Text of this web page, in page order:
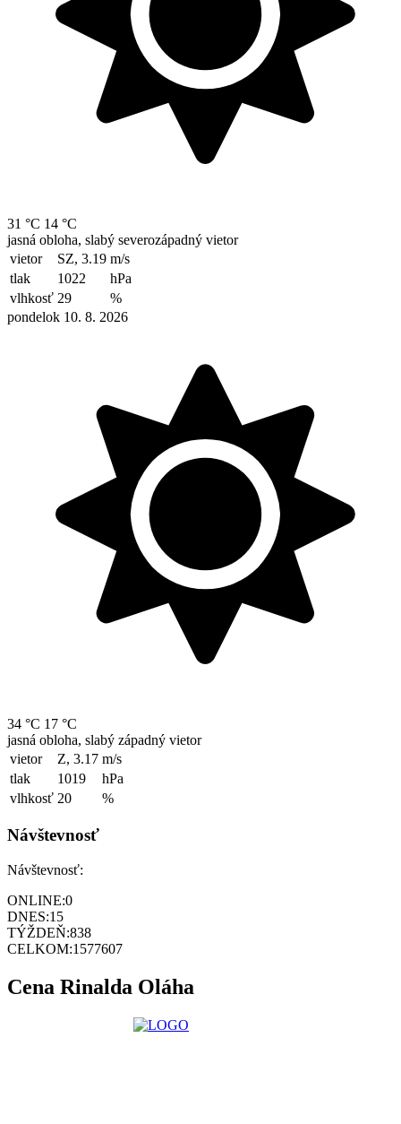
31 °C 14 °C
jasná obloha, slabý severozápadný vietor
vietor
SZ, 3.19 m/s
tlak
1022
hPa
vlhkosť 29
%
pondelok 10. 8. 2026
34 °C 17 °C
jasná obloha, slabý západný vietor
vietor
Z, 3.17 m/s
tlak
1019
hPa
vlhkosť 20 %
Návštevnosť
Návštevnosť:
ONLINE:0
DNES:15
TÝŽDEŇ:838
CELKOM:1577607
Cena Rinalda Oláha